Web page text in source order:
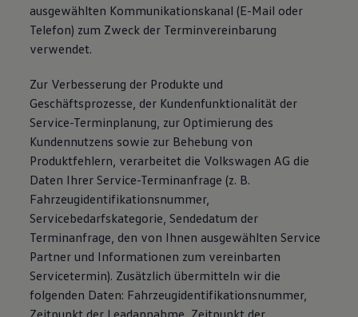
ausgewählten Kommunikationskanal (E-Mail oder
Telefon) zum Zweck der Terminvereinbarung
verwendet.
Zur Verbesserung der Produkte und
Geschäftsprozesse, der Kundenfunktionalität der
Service-Terminplanung, zur Optimierung des
Kundennutzens sowie zur Behebung von
Produktfehlern, verarbeitet die Volkswagen AG die
Daten Ihrer Service-Terminanfrage (z. B.
Fahrzeugidentifikationsnummer,
Servicebedarfskategorie, Sendedatum der
Terminanfrage, den von Ihnen ausgewählten Service
Partner und Informationen zum vereinbarten
Servicetermin). Zusätzlich übermitteln wir die
folgenden Daten: Fahrzeugidentifikationsnummer,
Zeitpunkt der Leadannahme, Zeitpunkt der